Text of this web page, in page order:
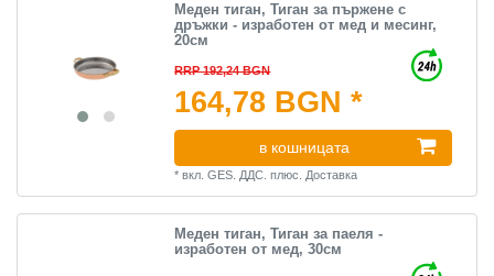
Меден тиган, Тиган за пържене с
дръжки - изработен от мед и месинг,
20см
RRP 192,24 BGN
164,78 BGN *
в кошницата
*вкл. GES. ДДС. плюс. Доставка
Меден тиган, Тиган за паеля -
изработен от мед, 30см